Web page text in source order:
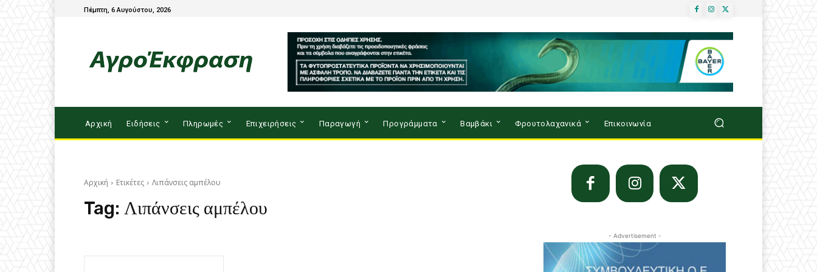
Πέμπτη, 6 Αυγούστου, 2026
Αρχική Ειδήσεις Πληρωμές Επιχειρήσεις Παραγωγή Προγράμματα Βαμβάκι Φρουτολαχανικά Επικοινωνία
Αρχική Ετικέτες Λιπάνσεις αμπέλου
Tag: Λιπάνσεις αμπέλου
- Advertisement -